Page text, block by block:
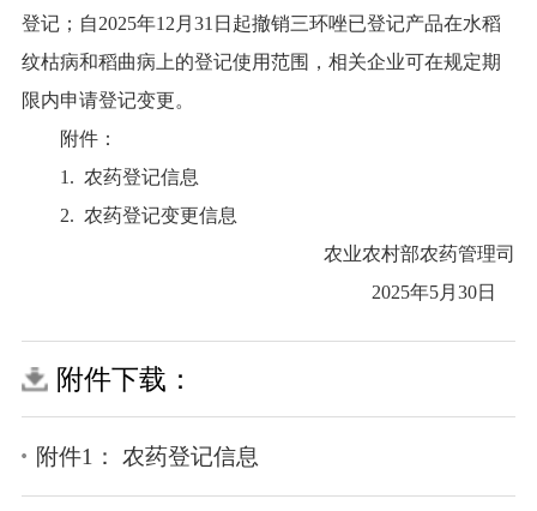
登记；自2025年12月31日起撤销三环唑已登记产品在水稻
纹枯病和稻曲病上的登记使用范围，相关企业可在规定期
限内申请登记变更。
附件：
1. 农药登记信息
2. 农药登记变更信息
农业农村部农药管理司
2025年5月30日
附件下载：
附件1： 农药登记信息